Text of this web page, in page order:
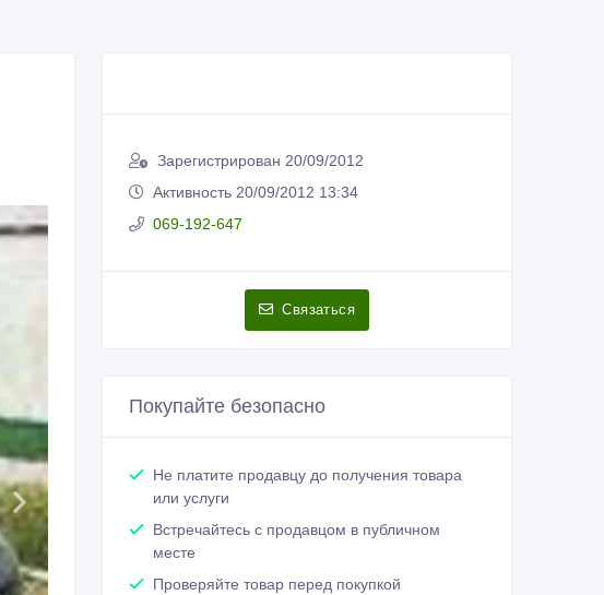
Зарегистрирован 20/09/2012
Активность 20/09/2012 13:34
069-192-647
Связаться
Покупайте безопасно
Не платите продавцу до получения товара
или услуги
Встречайтесь с продавцом в публичном
месте
Проверяйте товар перед покупкой